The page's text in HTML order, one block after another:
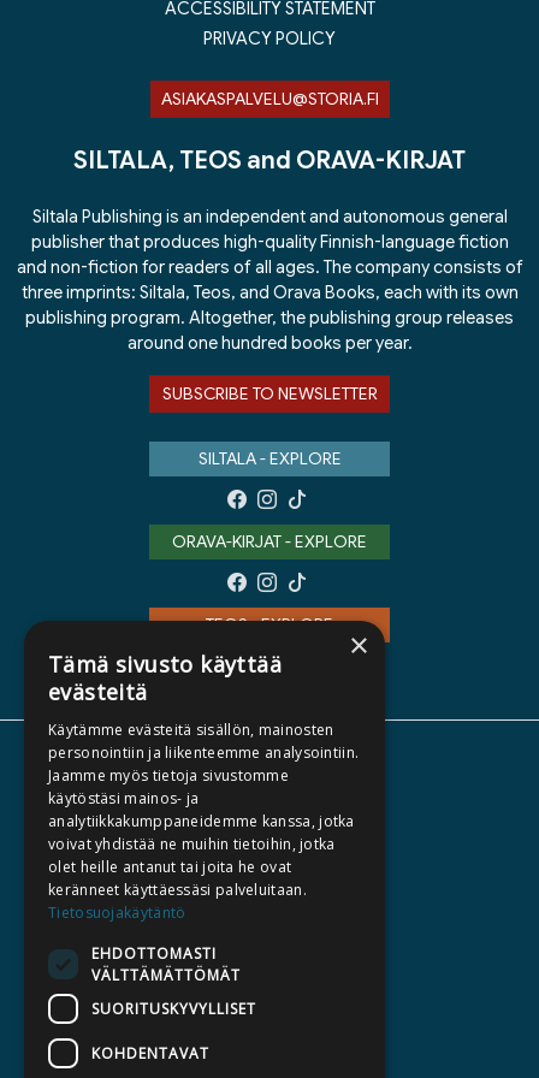
ACCESSIBILITY STATEMENT
PRIVACY POLICY
ASIAKASPALVELU@STORIA.FI
SILTALA, TEOS and ORAVA-KIRJAT
Siltala Publishing is an independent and autonomous general
publisher that produces high-quality Finnish-language fiction
and non-fiction for readers of all ages. The company consists of
three imprints: Siltala, Teos, and Orava Books, each with its own
publishing program. Altogether, the publishing group releases
around one hundred books per year.
SUBSCRIBE TO NEWSLETTER
SILTALA - EXPLORE
ORAVA-KIRJAT - EXPLORE
TEOS - EXPLORE
ABOUT US
CATALOGUES
WHAT'S NEW
COMMISSIONED BOOKS
PRESS
×
Tämä sivusto käyttää
evästeitä
Käytämme evästeitä sisällön, mainosten
personointiin ja liikenteemme analysointiin.
Jaamme myös tietoja sivustomme
käytöstäsi mainos- ja
analytiikkakumppaneidemme kanssa, jotka
voivat yhdistää ne muihin tietoihin, jotka
olet heille antanut tai joita he ovat
keränneet käyttäessäsi palveluitaan.
Tietosuojakäytäntö
EHDOTTOMASTI
VÄLTTÄMÄTTÖMÄT
SUORITUSKYVYLLISET
KOHDENTAVAT